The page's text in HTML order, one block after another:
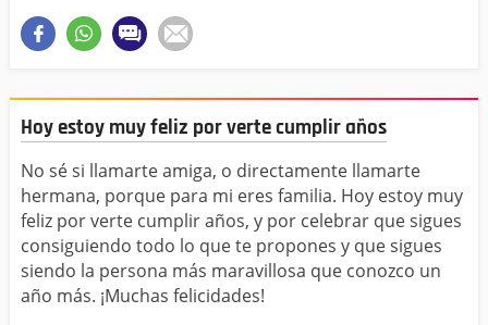
Hoy estoy muy feliz por verte cumplir años
No sé si llamarte amiga, o directamente llamarte
hermana, porque para mi eres familia. Hoy estoy muy
feliz por verte cumplir años, y por celebrar que sigues
consiguiendo todo lo que te propones y que sigues
siendo la persona más maravillosa que conozco un
año más. ¡Muchas felicidades!